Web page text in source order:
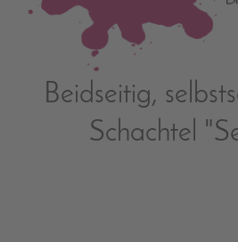
Beidseitig,
Schachtel